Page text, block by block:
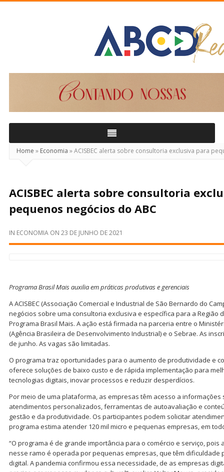
Home » Economia »ACISBEC alerta sobre consultoria exclusiva para
ACISBEC alerta sobre consultoria
pequenos negócios do ABC
IN ECONOMIA ON 23 DE JUNHO DE 2021
Programa Brasil Mais auxilia em práticas produtivas e gerenciais
A ACISBEC (Associação Comercial e Industrial de São Bernardo do
negócios sobre uma consultoria exclusiva e específica para a Região
Programa Brasil Mais. A ação está firmada na parceria entre o
(Agência Brasileira de Desenvolvimento Industrial) e o Sebrae. As
de junho. As vagas são limitadas.
O programa traz oportunidades para o aumento de produtividade e
oferece soluções de baixo custo e de rápida implementação para
tecnologias digitais, inovar processos e reduzir desperdícios.
Por meio de uma plataforma, as empresas têm acesso a informações
atendimentos personalizados, ferramentas de autoavaliação e
gestão e da produtividade. Os participantes podem solicitar
programa estima atender 120 mil micro e pequenas empresas, em
“O programa é de grande importância para o comércio e serviço, pois
nesse ramo é operada por pequenas empresas, que têm dificuldade
digital. A pandemia confirmou essa necessidade, de as empresas